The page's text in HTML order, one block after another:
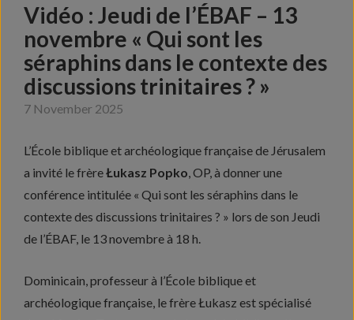
Vidéo : Jeudi de l’ÉBAF – 13
novembre « Qui sont les
séraphins dans le contexte des
discussions trinitaires ? »
7 November 2025
L’École biblique et archéologique française de Jérusalem
a invité le frèreŁukasz Popko , OP, à donner une
conférence intitulée « Qui sont les séraphins dans le
contexte des discussions trinitaires ? » lors de son Jeudi
de l’ÉBAF, le 13 novembre à 18 h.
Dominicain, professeur à l’École biblique et
archéologique française, le frère Łukasz est spécialisé